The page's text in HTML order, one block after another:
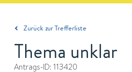
Zurück zur Trefferliste
Thema unklar
Antrags-ID: 113420